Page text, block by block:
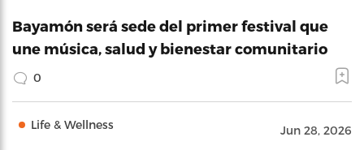
Bayamón será sede del primer festival que
une música, salud y bienestar comunitario
0
Life & Wellness Jun 28, 2026